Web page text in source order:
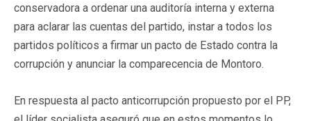
conservadora a ordenar una auditoría interna y externa
para aclarar las cuentas del partido, instar a todos los
partidos políticos a firmar un pacto de Estado contra la
corrupción y anunciar la comparecencia de Montoro.
En respuesta al pacto anticorrupción propuesto por el PP,